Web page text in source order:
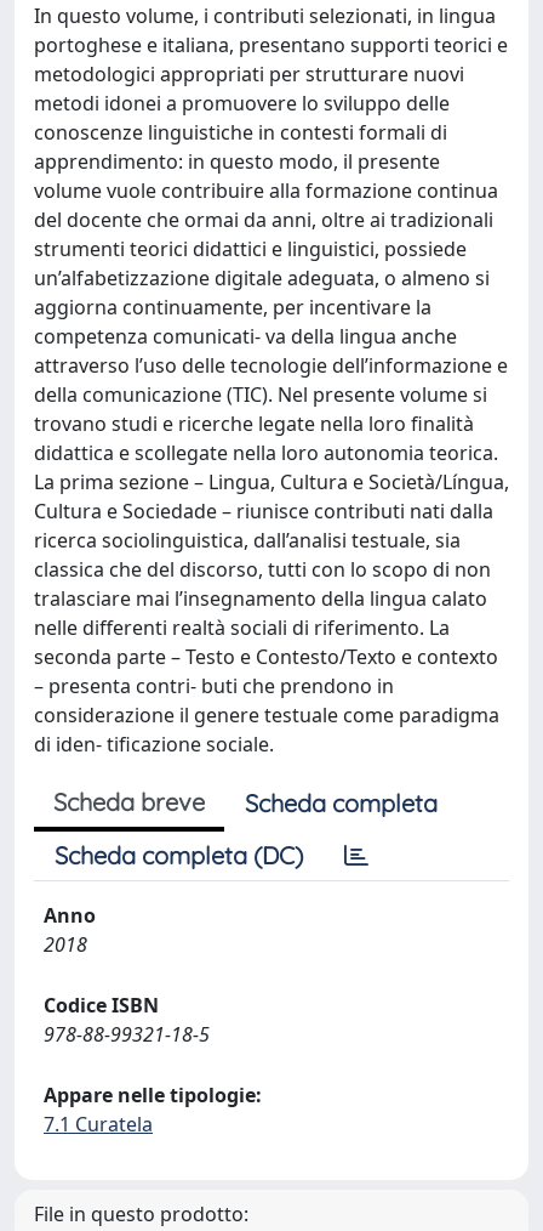
In questo volume, i contributi selezionati, in lingua
portoghese e italiana, presentano supporti teorici e
metodologici appropriati per strutturare nuovi
metodi idonei a promuovere lo sviluppo delle
conoscenze linguistiche in contesti formali di
apprendimento: in questo modo, il presente
volume vuole contribuire alla formazione continua
del docente che ormai da anni, oltre ai tradizionali
strumenti teorici didattici e linguistici, possiede
un’alfabetizzazione digitale adeguata, o almeno si
aggiorna continuamente, per incentivare la
competenza comunicati- va della lingua anche
attraverso l’uso delle tecnologie dell’informazione e
della comunicazione (TIC). Nel presente volume si
trovano studi e ricerche legate nella loro finalità
didattica e scollegate nella loro autonomia teorica.
La prima sezione – Lingua, Cultura e Società/Língua,
Cultura e Sociedade – riunisce contributi nati dalla
ricerca sociolinguistica, dall’analisi testuale, sia
classica che del discorso, tutti con lo scopo di non
tralasciare mai l’insegnamento della lingua calato
nelle differenti realtà sociali di riferimento. La
seconda parte – Testo e Contesto/Texto e contexto
– presenta contri- buti che prendono in
considerazione il genere testuale come paradigma
di iden- tificazione sociale.
Scheda breve
Scheda completa
Scheda completa (DC)
Anno
2018
Codice ISBN
978-88-99321-18-5
Appare nelle tipologie:
7.1 Curatela
File in questo prodotto: